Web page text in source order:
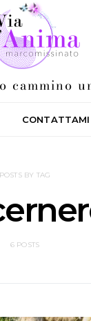
CONTATTAMI
POSTS BY TAG
6 POSTS